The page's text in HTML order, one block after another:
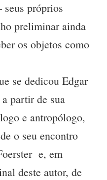
próprios
preliminar ainda
os objetos como
se dedicou Edgar
partir de sua
e antropólogo,
o seu encontro
e, em
deste autor, de